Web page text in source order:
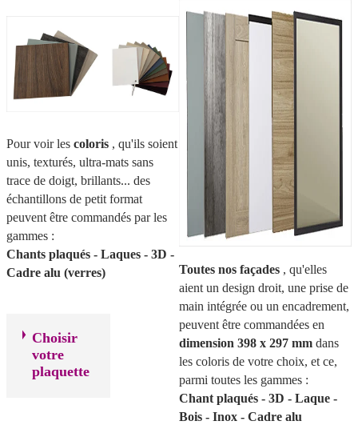
Pour voir les coloris , qu'ils soient
unis, texturés, ultra-mats sans
trace de doigt, brillants... des
échantillons de petit format
peuvent être commandés par les
gammes :
Chants plaqués - Laques - 3D -
Cadre alu (verres)
Choisir
votre
plaquette
Toutes nos façades , qu'elles
aient un design droit, une prise de
main intégrée ou un encadrement,
peuvent être commandées en
dimension 398 x 297 mm dans
les coloris de votre choix, et ce,
parmi toutes les gammes :
Chant plaqués - 3D - Laque -
Bois - Inox - Cadre alu